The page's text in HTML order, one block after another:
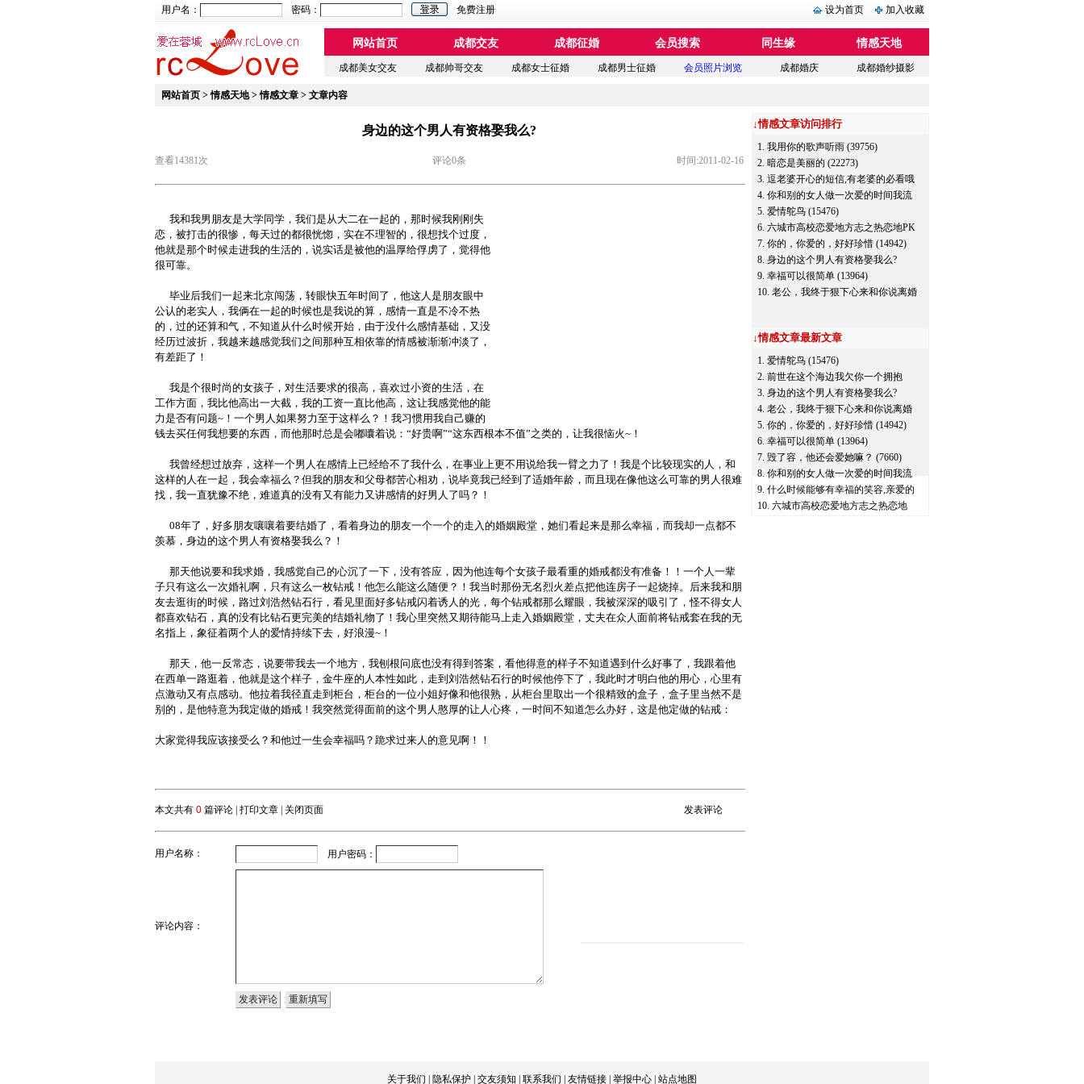
用户名： 密码： 免费注册 设为首页 加入收藏
网站首页 成都交友 成都征婚 会员搜索 同生缘 情感天地
成都美女交友 成都帅哥交友 成都女士征婚 成都男士征婚 会员照片浏览 成都婚庆 成都婚纱摄影
网站首页 >情感天地>情感文章 > 文章内容
身边的这个男人有资格娶我么?
查看14381次 评论0条 时间:2011-02-16
我和我男朋友是大学同学，我们是从大二在一起的，那时候我刚刚失
恋，被打击的很惨，每天过的都很恍惚，实在不理智的，很想找个过度，
他就是那个时候走进我的生活的，说实话是被他的温厚给俘虏了，觉得他
很可靠。
毕业后我们一起来北京闯荡，转眼快五年时间了，他这人是朋友眼中
公认的老实人，我俩在一起的时候也是我说的算，感情一直是不冷不热
的，过的还算和气，不知道从什么时候开始，由于没什么感情基础，又没
经历过波折，我越来越感觉我们之间那种互相依靠的情感被渐渐冲淡了，
有差距了！
我是个很时尚的女孩子，对生活要求的很高，喜欢过小资的生活，在
工作方面，我比他高出一大截，我的工资一直比他高，这让我感觉他的能
力是否有问题~！一个男人如果努力至于这样么？！我习惯用我自己赚的
钱去买任何我想要的东西，而他那时总是会嘟囔着说：“好贵啊”“这东西根本不值”之类的，让我很恼火~！
我曾经想过放弃，这样一个男人在感情上已经给不了我什么，在事业上更不用说给我一臂之力了！我是个比较现实的人，和
这样的人在一起，我会幸福么？但我的朋友和父母都苦心相劝，说毕竟我已经到了适婚年龄，而且现在像他这么可靠的男人很难
找，我一直犹豫不绝，难道真的没有又有能力又讲感情的好男人了吗？！
08年了，好多朋友嚷嚷着要结婚了，看着身边的朋友一个一个的走入的婚姻殿堂，她们看起来是那么幸福，而我却一点都不
羡慕，身边的这个男人有资格娶我么？！
那天他说要和我求婚，我感觉自己的心沉了一下，没有答应，因为他连每个女孩子最看重的婚戒都没有准备！！一个人一辈
子只有这么一次婚礼啊，只有这么一枚钻戒！他怎么能这么随便？！我当时那份无名烈火差点把他连房子一起烧掉。后来我和朋
友去逛街的时候，路过刘浩然钻石行，看见里面好多钻戒闪着诱人的光，每个钻戒都那么耀眼，我被深深的吸引了，怪不得女人
都喜欢钻石，真的没有比钻石更完美的结婚礼物了！我心里突然又期待能马上走入婚姻殿堂，丈夫在众人面前将钻戒套在我的无
名指上，象征着两个人的爱情持续下去，好浪漫~！
那天，他一反常态，说要带我去一个地方，我刨根问底也没有得到答案，看他得意的样子不知道遇到什么好事了，我跟着他
在西单一路逛着，他就是这个样子，金牛座的人本性如此，走到刘浩然钻石行的时候他停下了，我此时才明白他的用心，心里有
点激动又有点感动。他拉着我径直走到柜台，柜台的一位小姐好像和他很熟，从柜台里取出一个很精致的盒子，盒子里当然不是
别的，是他特意为我定做的婚戒！我突然觉得面前的这个男人憨厚的让人心疼，一时间不知道怎么办好，这是他定做的钻戒：
大家觉得我应该接受么？和他过一生会幸福吗？跪求过来人的意见啊！！
本文共有 0 篇评论 | 打印文章 关闭页面 发表评论
用户名称： 用户密码：
评论内容：
↓情感文章访问排行
1. 我用你的歌声听雨 (39756)
2. 暗恋是美丽的 (22273)
3. 逗老婆开心的短信,有老婆的必看哦
(17664)
4. 你和别的女人做一次爱的时间我流
了1000cc的血(16078)
5. 爱情鸵鸟 (15476)
6. 六城市高校恋爱地方志之热恋地PK
(15065)
7. 你的，你爱的，好好珍惜 (14942)
8. 身边的这个男人有资格娶我么?
(14381)
9. 幸福可以很简单 (13964)
10. 老公，我终于狠下心来和你说离婚
↓情感文章最新文章
1. 爱情鸵鸟 (15476)
2. 前世在这个海边我欠你一个拥抱
(13015)
3. 身边的这个男人有资格娶我么?
(14381)
4. 老公，我终于狠下心来和你说离婚
了 (13245)
5. 你的，你爱的，好好珍惜 (14942)
6. 幸福可以很简单 (13964)
7. 毁了容，他还会爱她嘛？ (7660)
8. 你和别的女人做一次爱的时间我流
了1000cc的血(16078)
9. 什么时候能够有幸福的笑容,亲爱的
能告诉我吗?(8213)
10. 六城市高校恋爱地方志之热恋地
关于我们 隐私保护 交友须知 联系我们 友情链接 举报中心 站点地图